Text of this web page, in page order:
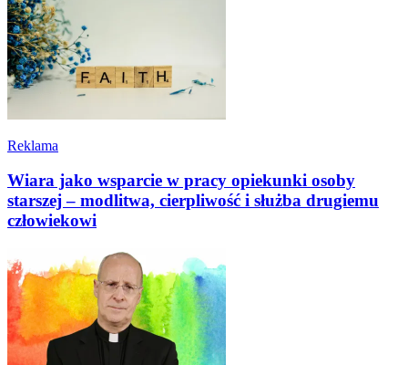
Reklama
Wiara jako wsparcie w pracy opiekunki osoby
starszej – modlitwa, cierpliwość i służba drugiemu
człowiekowi